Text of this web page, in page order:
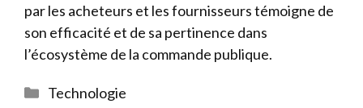
par les acheteurs et les fournisseurs témoigne de
son efficacité et de sa pertinence dans
l’écosystème de la commande publique.
Catégories
Technologie